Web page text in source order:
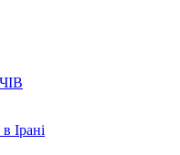
Ірані